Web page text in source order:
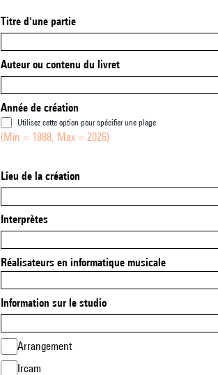
Titre d'une partie
Auteur ou contenu du livret
Année de création
Utilisez cette option pour spécifier une plage
(Min = 1888, Max = 2026)
Lieu de la création
Interprètes
Réalisateurs en informatique musicale
Information sur le studio
Arrangement
Ircam